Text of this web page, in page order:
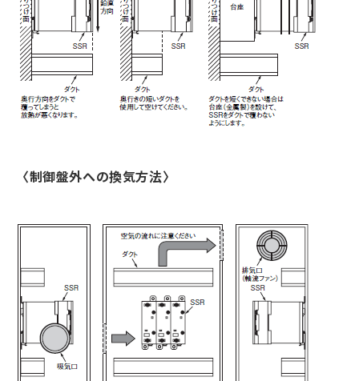
〈制御盤外への換気方法〉